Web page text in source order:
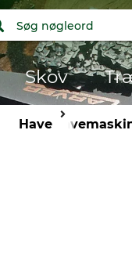
Skov
Have